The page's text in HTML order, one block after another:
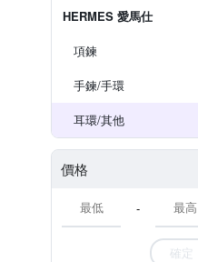
HERMES 愛馬仕
項鍊
手鍊/手環
耳環/其他
價格
-
確定
品服飾/包款 回饋結帳85折